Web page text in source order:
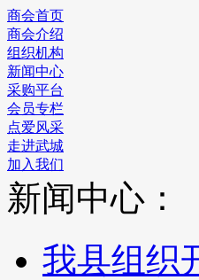
商会首页
商会介绍
组织机构
新闻中心
采购平台
会员专栏
点爱风采
走进武城
加入我们
新闻中心：
我县组织